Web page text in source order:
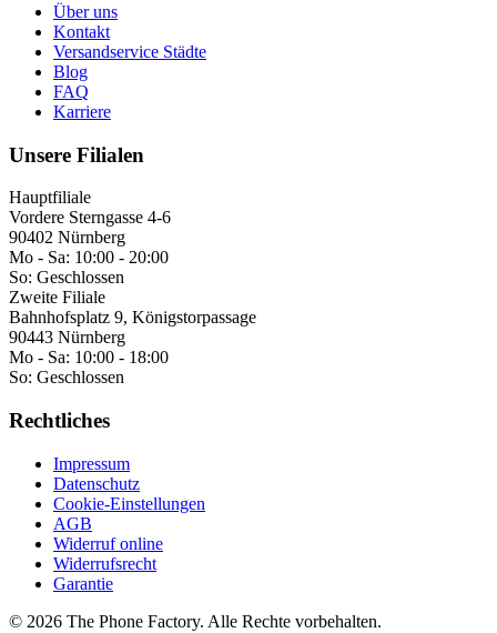
Über uns
Kontakt
Versandservice Städte
Blog
FAQ
Karriere
Unsere Filialen
Hauptfiliale
Vordere Sterngasse 4-6
90402 Nürnberg
Mo - Sa: 10:00 - 20:00
So: Geschlossen
Zweite Filiale
Bahnhofsplatz 9, Königstorpassage
90443 Nürnberg
Mo - Sa: 10:00 - 18:00
So: Geschlossen
Rechtliches
Impressum
Datenschutz
Cookie-Einstellungen
AGB
Widerruf online
Widerrufsrecht
Garantie
© 2026 The Phone Factory. Alle Rechte vorbehalten.